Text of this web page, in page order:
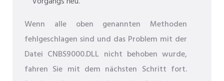
Wenn alle oben genannten Methoden
fehlgeschlagen sind und das Problem mit der
Datei CNBS9000.DLL nicht behoben wurde,
fahren Sie mit dem nächsten Schritt fort.